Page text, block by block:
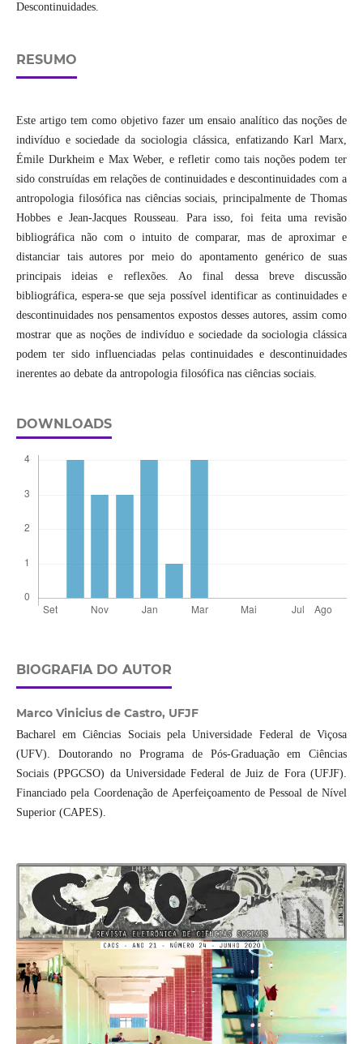
Descontinuidades.
RESUMO
Este artigo tem como objetivo fazer um ensaio analítico das noções de
indivíduo e sociedade da sociologia clássica, enfatizando Karl Marx,
Émile Durkheim e Max Weber, e refletir como tais noções podem ter
sido construídas em relações de continuidades e descontinuidades com a
antropologia filosófica nas ciências sociais, principalmente de Thomas
Hobbes e Jean-Jacques Rousseau. Para isso, foi feita uma revisão
bibliográfica não com o intuito de comparar, mas de aproximar e
distanciar tais autores por meio do apontamento genérico de suas
principais ideias e reflexões. Ao final dessa breve discussão
bibliográfica, espera-se que seja possível identificar as continuidades e
descontinuidades nos pensamentos expostos desses autores, assim como
mostrar que as noções de indivíduo e sociedade da sociologia clássica
podem ter sido influenciadas pelas continuidades e descontinuidades
inerentes ao debate da antropologia filosófica nas ciências sociais.
DOWNLOADS
BIOGRAFIA DO AUTOR
Marco Vinicius de Castro, UFJF
Bacharel em Ciências Sociais pela Universidade Federal de Viçosa
(UFV). Doutorando no Programa de Pós-Graduação em Ciências
Sociais (PPGCSO) da Universidade Federal de Juiz de Fora (UFJF).
Financiado pela Coordenação de Aperfeiçoamento de Pessoal de Nível
Superior (CAPES).